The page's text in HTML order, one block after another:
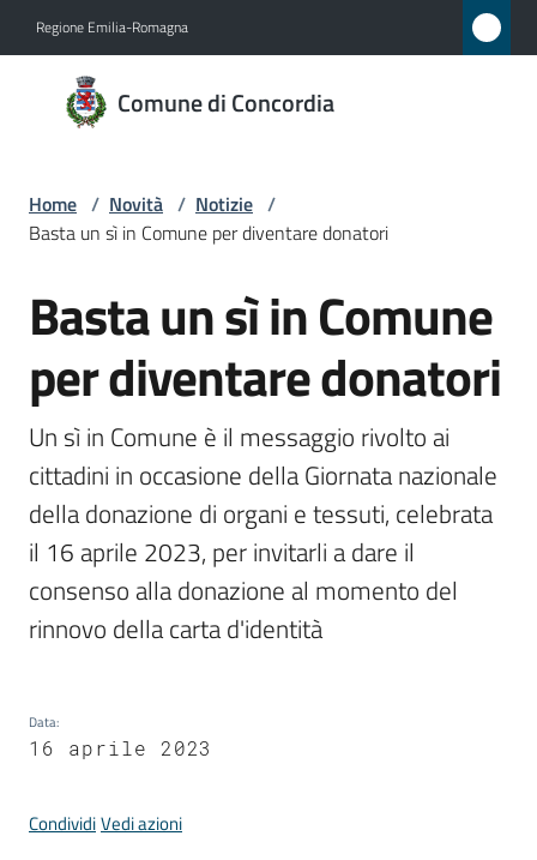
Regione Emilia-Romagna
Comune di Concordia
Comune
di
Novità
Servizi
Vivere
Concordia
Periodico
Sportello
SUE
Home / Novità / Notizie /
Basta un sì in Comune per diventare donatori
Salta al contenuto
Basta un sì in Comune
per diventare donatori
Un sì in Comune è il messaggio rivolto ai
cittadini in occasione della Giornata nazionale
della donazione di organi e tessuti, celebrata
il 16 aprile 2023, per invitarli a dare il
consenso alla donazione al momento del
rinnovo della carta d'identità
Data:
16 aprile 2023
CondividiVedi azioni